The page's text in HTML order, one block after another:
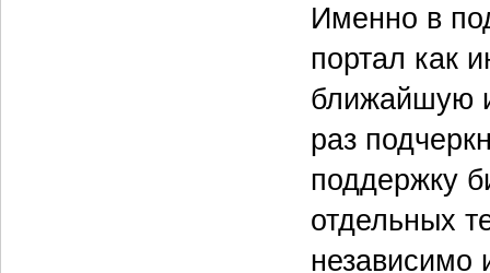
Именно в
портал как
ближайшую
раз
поддержку
отдельных
независимо